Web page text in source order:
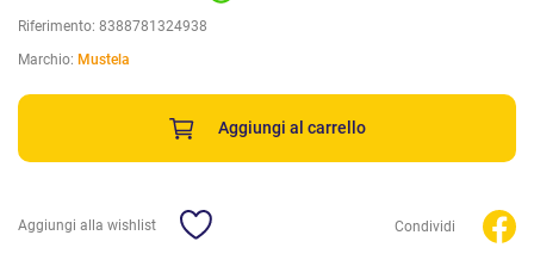
Riferimento: 8388781324938
Marchio: Mustela
Aggiungi al carrello
Aggiungi alla wishlist Condividi